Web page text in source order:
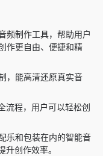
频制作工具，帮助用户
作更自由、便捷和精
，能高清还原真实音
流程，用户可以轻松创
乐和包装在内的智能音
创作效率。